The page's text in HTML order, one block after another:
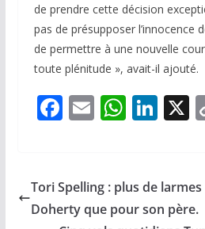
de prendre cette décision
pas de présupposer l’innocence
de permettre à une nouvelle
toute plénitude », avait-il ajouté.
F
b
o
E
l
W
s
A
Li
e
dI
X
Tori Spelling : plus de
Doherty que pour son père.